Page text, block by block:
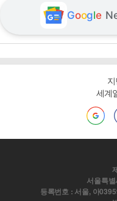
Google
세계
서울특
등록번호 : 서울, 아